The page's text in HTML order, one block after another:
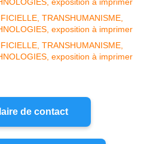
de contact